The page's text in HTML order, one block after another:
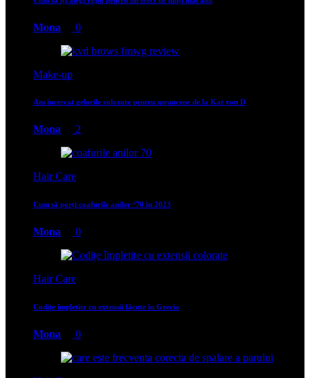
Mona 0
Make-up
Am incercat gelurile colorate pentru sprancene de la Kat von D
Mona 2
Hair Care
Cum să porți coafurile anilor ‘70 în 2023
Mona 0
Hair Care
Codițe împletite cu extensii făcute în Grecia
Mona 0